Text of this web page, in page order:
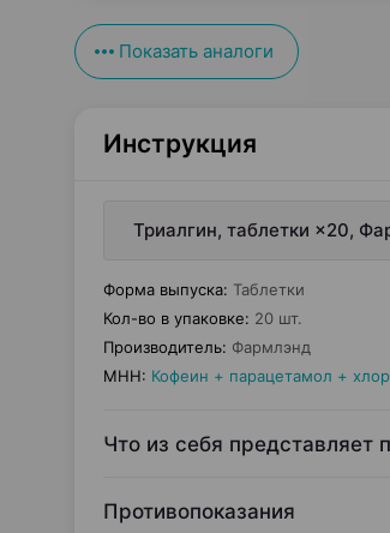
Показать аналоги
Инструкция
Триалгин, таблетки ×20,
Форма выпуска: Таблетки
Кол-во в упаковке: 20 шт.
Производитель: Фармлэнд
МНН: Кофеин + парацетамол +
Что из себя представляет
Противопоказания